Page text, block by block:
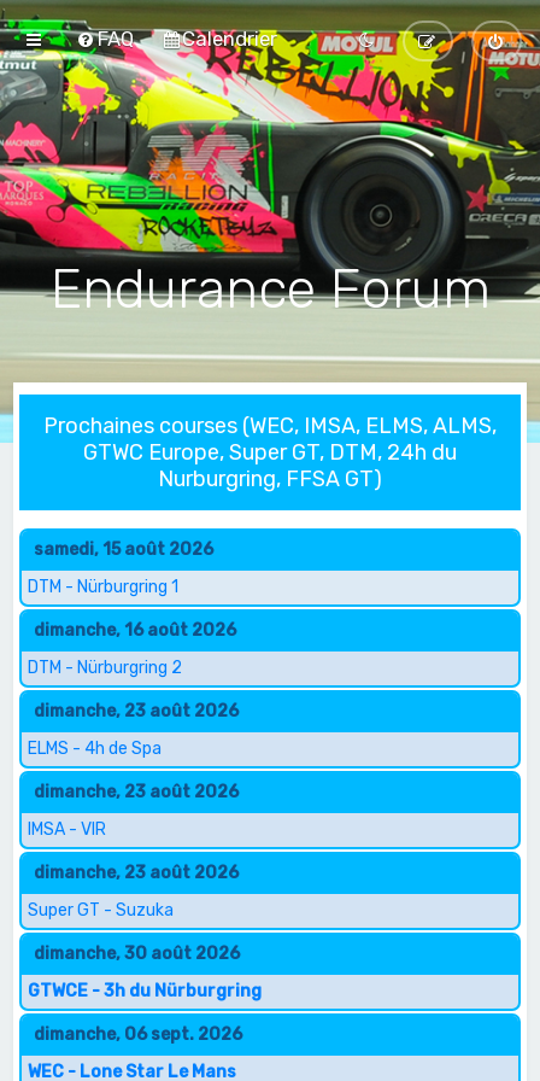
FAQ Calendrier
Endurance Forum
Prochaines courses (WEC, IMSA, ELMS, ALMS,
GTWC Europe, Super GT, DTM, 24h du
Nurburgring, FFSA GT)
samedi, 15 août 2026
DTM - Nürburgring 1
dimanche, 16 août 2026
DTM - Nürburgring 2
dimanche, 23 août 2026
ELMS - 4h de Spa
dimanche, 23 août 2026
IMSA - VIR
dimanche, 23 août 2026
Super GT - Suzuka
dimanche, 30 août 2026
GTWCE - 3h du Nürburgring
dimanche, 06 sept. 2026
WEC - Lone Star Le Mans